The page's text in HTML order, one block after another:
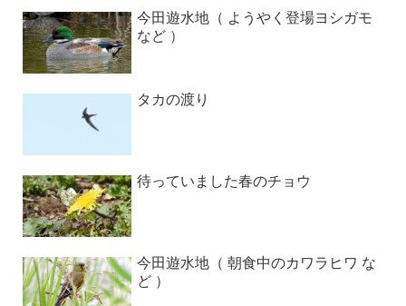
今田遊水地（ ようやく登場ヨシガモ
など ）
タカの渡り
待っていました春のチョウ
今田遊水地（ 朝食中のカワラヒワ な
ど ）